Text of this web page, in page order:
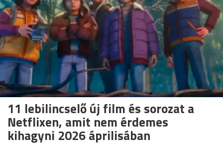
11 lebilincselő új film és sorozat a
Netflixen, amit nem érdemes
kihagyni 2026 áprilisában